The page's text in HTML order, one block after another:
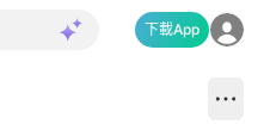
下載App